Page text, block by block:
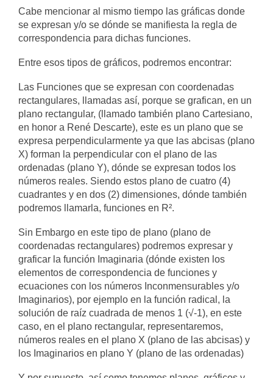
Cabe mencionar al mismo tiempo las gráficas donde
se expresan y/o se dónde se manifiesta la regla de
correspondencia para dichas funciones.
Entre esos tipos de gráficos, podremos encontrar:
Las Funciones que se expresan con coordenadas
rectangulares, llamadas así, porque se grafican, en un
plano rectangular, (llamado también plano Cartesiano,
en honor a René Descarte), este es un plano que se
expresa perpendicularmente ya que las abcisas (plano
X) forman la perpendicular con el plano de las
ordenadas (plano Y), dónde se expresan todos los
números reales. Siendo estos plano de cuatro (4)
cuadrantes y en dos (2) dimensiones, dónde también
podremos llamarla, funciones en R².
Sin Embargo en este tipo de plano (plano de
coordenadas rectangulares) podremos expresar y
graficar la función Imaginaria (dónde existen los
elementos de correspondencia de funciones y
ecuaciones con los números Inconmensurables y/o
Imaginarios), por ejemplo en la función radical, la
solución de raíz cuadrada de menos 1 (√-1), en este
caso, en el plano rectangular, representaremos,
números reales en el plano X (plano de las abcisas) y
los Imaginarios en plano Y (plano de las ordenadas)